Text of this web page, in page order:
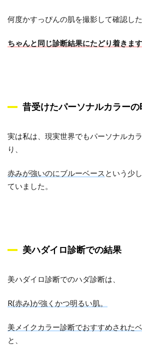
何度かすっぴんの肌を撮影して確認した
ちゃんと同じ診断結果にたどり着きます
昔受けたパーソナルカラーの
実は私は、現実世界でもパーソナルカ
り、
赤みが強いのにブルーベース という少
ていました。
美ハダイロ診断での結果
美ハダイロ診断でのハダ診断は、
R(赤み)が強くかつ明るい肌。
美メイクカラー診断でおすすめされた
と、